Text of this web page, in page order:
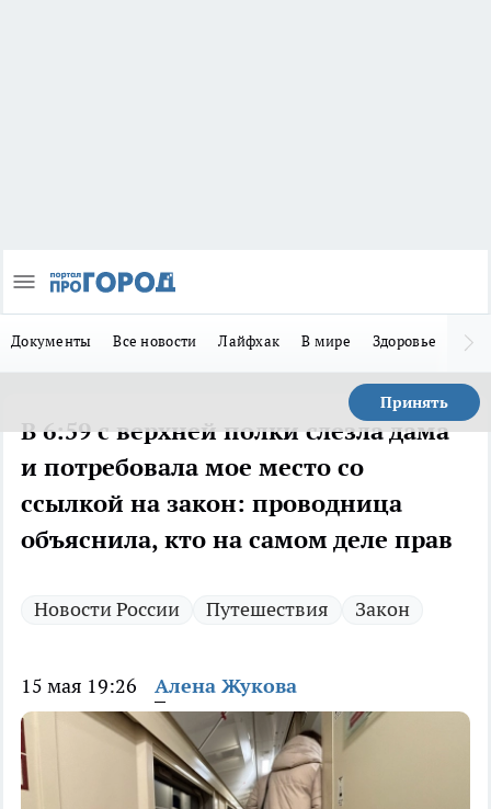
Документы Все новости Лайфхак В мире Здоровье
Принять
В 6:59 с верхней полки слезла дама
и потребовала мое место со
ссылкой на закон: проводница
объяснила, кто на самом деле прав
Новости России Путешествия Закон
15 мая 19:26 Алена Жукова